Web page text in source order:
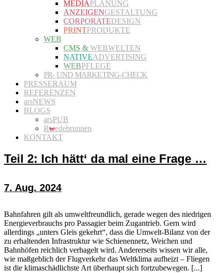
MEDIAPLANUNG
ANZEIGENGESTALTUNG
CORPORATEDESIGN
PRINTPRODUKTE
WEB
CMS & WEBWELTEN
NATIVEADVERTISING
WEBPFLEGE
PR- UND MARKETING-CHECK
PRESSERAUM
REFERENZEN
arsNEWS
BLOGS
arsPUB
Rwedebrunnen
KONTAKT
Teil 2: Ich hätt‘ da mal eine Frage …
7. Aug. 2024
Bahnfahren gilt als umweltfreundlich, gerade wegen des niedrigen
Energieverbrauchs pro Passagier beim Zugantrieb. Gern wird
allerdings „unters Gleis gekehrt“, dass die Umwelt-Bilanz von der
zu erhaltenden Infrastruktur wie Schienennetz, Weichen und
Bahnhöfen reichlich verhagelt wird. Andererseits wissen wir alle,
wie maßgeblich der Flugverkehr das Weltklima aufheizt – Fliegen
ist die klimaschädlichste Art überhaupt sich fortzubewegen. [...]